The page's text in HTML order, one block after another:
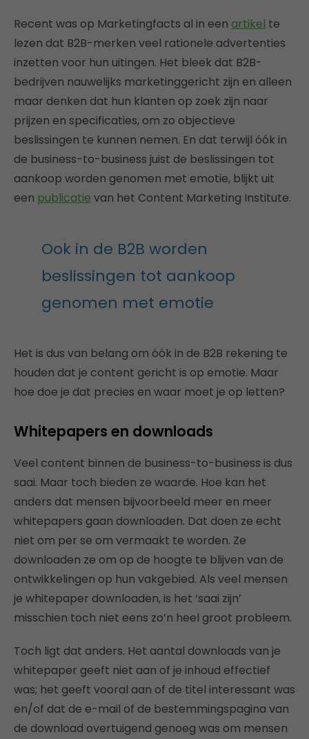
Recent was op Marketingfacts al in een artikel te
lezen dat B2B-merken veel rationele advertenties
inzetten voor hun uitingen. Het bleek dat B2B-
bedrijven nauwelijks marketinggericht zijn en alleen
maar denken dat hun klanten op zoek zijn naar
prijzen en specificaties, om zo objectieve
beslissingen te kunnen nemen. En dat terwijl óók in
de business-to-business juist de beslissingen tot
aankoop worden genomen met emotie, blijkt uit
een publicatie van het Content Marketing Institute.
Ook in de B2B worden
beslissingen tot aankoop
genomen met emotie
Het is dus van belang om óók in de B2B rekening te
houden dat je content gericht is op emotie. Maar
hoe doe je dat precies en waar moet je op letten?
Whitepapers en downloads
Veel content binnen de business-to-business is dus
saai. Maar toch bieden ze waarde. Hoe kan het
anders dat mensen bijvoorbeeld meer en meer
whitepapers gaan downloaden. Dat doen ze echt
niet om per se om vermaakt te worden. Ze
downloaden ze om op de hoogte te blijven van de
ontwikkelingen op hun vakgebied. Als veel mensen
je whitepaper downloaden, is het ‘saai zijn’
misschien toch niet eens zo’n heel groot probleem.
Toch ligt dat anders. Het aantal downloads van je
whitepaper geeft niet aan of je inhoud effectief
was; het geeft vooral aan of de titel interessant was
en/of dat de e-mail of de bestemmingspagina van
de download overtuigend genoeg was om mensen